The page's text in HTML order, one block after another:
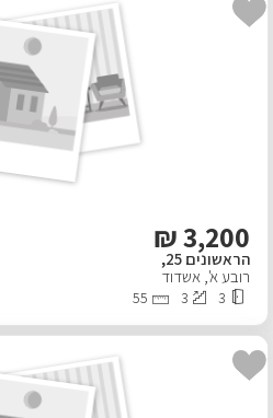
3,200
₪
הראשונים 25,
רובע א', אשדוד
3
3
55